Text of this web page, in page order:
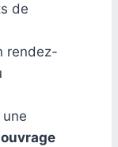
de
rendez-
une